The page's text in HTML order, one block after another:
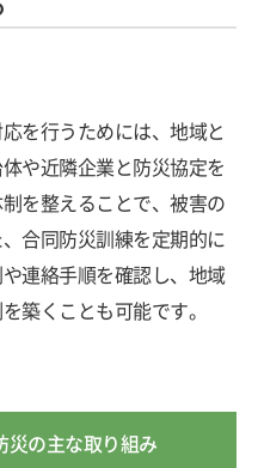
を行うためには、地域と
や近隣企業と防災協定を
を整えることで、被害の
合同防災訓練を定期的に
連絡手順を確認し、地域
築くことも可能です。
災の主な取り組み